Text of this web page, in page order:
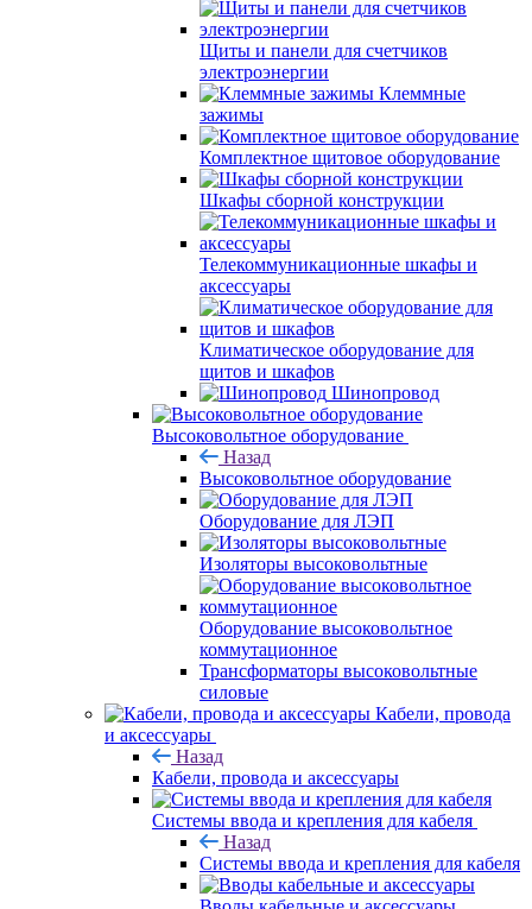
Щиты и панели для счетчиков
электроэнергии
Клеммные
зажимы
Комплектное щитовое оборудование
Шкафы сборной конструкции
Телекоммуникационные шкафы и
аксессуары
Климатическое оборудование для
щитов и шкафов
Шинопровод
Высоковольтное оборудование
Назад
Высоковольтное оборудование
Оборудование для ЛЭП
Изоляторы высоковольтные
Оборудование высоковольтное
коммутационное
Трансформаторы высоковольтные
силовые
Кабели, провода
и аксессуары
Назад
Кабели, провода и аксессуары
Системы ввода и крепления для кабеля
Назад
Системы ввода и крепления для кабеля